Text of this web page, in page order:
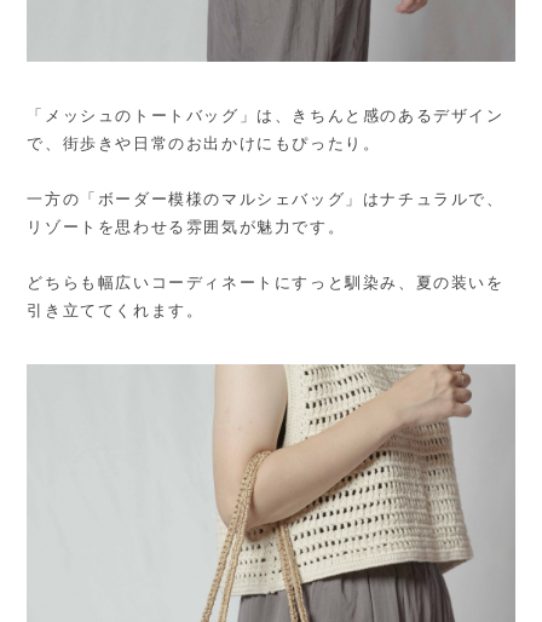
「メッシュのトートバッグ」は、きちんと感のあるデザイン
で、街歩きや日常のお出かけにもぴったり。
一方の「ボーダー模様のマルシェバッグ」はナチュラルで、
リゾートを思わせる雰囲気が魅力です。
どちらも幅広いコーディネートにすっと馴染み、夏の装いを
引き立ててくれます。